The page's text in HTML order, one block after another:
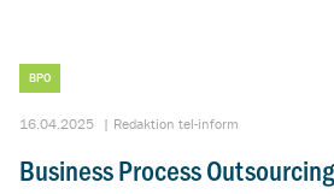
BPO
16.04.2025 | Redaktion tel-inform
Business Process